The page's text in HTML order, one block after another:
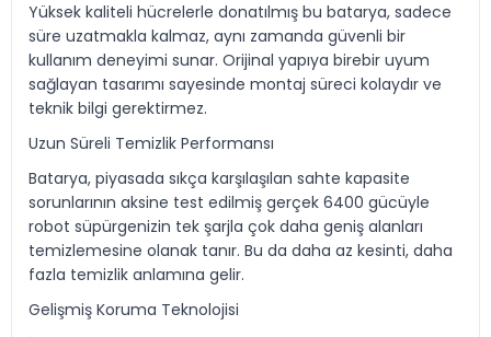
Yüksek kaliteli hücrelerle donatılmış bu batarya, sadece
süre uzatmakla kalmaz, aynı zamanda güvenli bir
kullanım deneyimi sunar. Orijinal yapıya birebir uyum
sağlayan tasarımı sayesinde montaj süreci kolaydır ve
teknik bilgi gerektirmez.
Uzun Süreli Temizlik Performansı
Batarya, piyasada sıkça karşılaşılan sahte kapasite
sorunlarının aksine test edilmiş gerçek 6400 gücüyle
robot süpürgenizin tek şarjla çok daha geniş alanları
temizlemesine olanak tanır. Bu da daha az kesinti, daha
fazla temizlik anlamına gelir.
Gelişmiş Koruma Teknolojisi